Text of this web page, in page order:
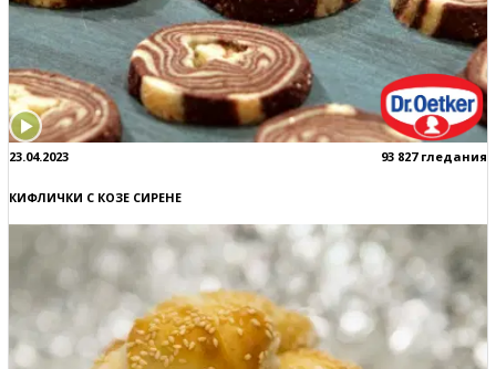
23.04.2023 93 827 гледания
КИФЛИЧКИ С КОЗЕ СИРЕНЕ